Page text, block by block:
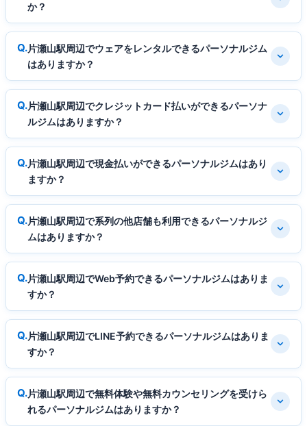
か？
片瀬山駅周辺でウェアをレンタルできるパーソナルジム
はありますか？
片瀬山駅周辺でクレジットカード払いができるパーソナ
ルジムはありますか？
片瀬山駅周辺で現金払いができるパーソナルジムはあり
ますか？
片瀬山駅周辺で系列の他店舗も利用できるパーソナルジ
ムはありますか？
片瀬山駅周辺でWeb予約できるパーソナルジムはありま
すか？
片瀬山駅周辺でLINE予約できるパーソナルジムはありま
すか？
片瀬山駅周辺で無料体験や無料カウンセリングを受けら
れるパーソナルジムはありますか？